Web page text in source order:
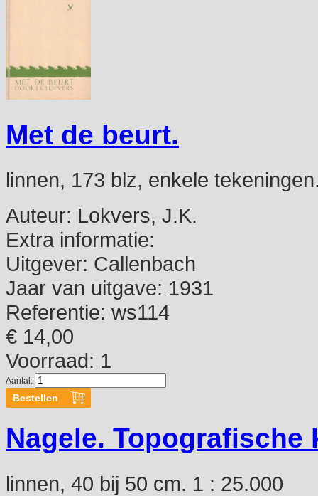
Met de beurt.
linnen, 173 blz, enkele
Auteur: Lokvers, J.K.
Extra informatie:
Uitgever: Callenbach
Jaar van uitgave: 1931
Referentie: ws114
€ 14,00
Voorraad: 1
Aantal:
Nagele. Topografische
linnen, 40 bij 50 cm. 1 : 25.000